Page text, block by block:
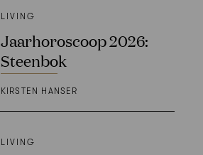
LIVING
Jaarhoroscoop 2026:
Steenbok
KIRSTEN HANSER
LIVING